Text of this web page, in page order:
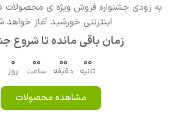
به زودی جشنواره فروش ویژه ی محصولات
اینترنتی خورشید آغاز خواهد
زمان باقی مانده تا شروع
0
روز
00
ساعت
00
دقیقه
00
ثانیه
مشاهده محصولات